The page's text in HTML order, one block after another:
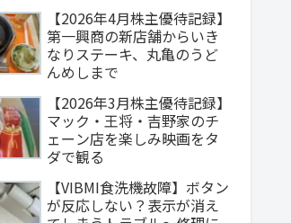
【2026年4月株主優待記録】
第一興商の新店舗からいき
なりステーキ、丸亀のうど
んめしまで
【2026年3月株主優待記録】
マック・王将・吉野家のチ
ェーン店を楽しみ映画をタ
ダで観る
【VIBMI食洗機故障】ボタン
が反応しない？表示が消え